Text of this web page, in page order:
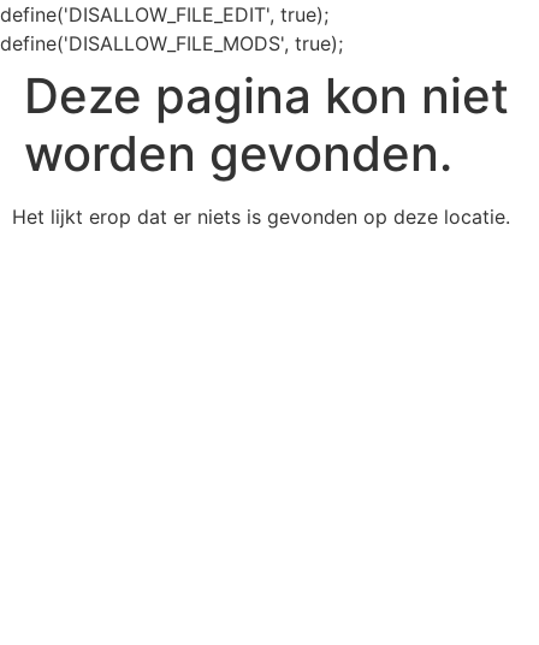
define('DISALLOW_FILE_EDIT', true);
define('DISALLOW_FILE_MODS', true);
Deze pagina kon niet
worden gevonden.
Het lijkt erop dat er niets is gevonden op deze locatie.